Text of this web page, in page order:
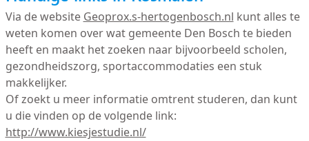
Via de website Geoprox.s-hertogenbosch.nl kunt alles te
weten komen over wat gemeente Den Bosch te bieden
heeft en maakt het zoeken naar bijvoorbeeld scholen,
gezondheidszorg, sportaccommodaties een stuk
makkelijker.
Of zoekt u meer informatie omtrent studeren, dan kunt
u die vinden op de volgende link:
http://www.kiesjestudie.nl/